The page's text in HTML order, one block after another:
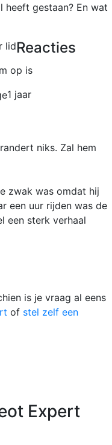
heeft gestaan? En wat
lidReacties
op is
1 jaar
niks. Zal hem
zwak was omdat hij
een uur rijden was de
een sterk verhaal
is je vraag al eens
of stel zelf een
Expert